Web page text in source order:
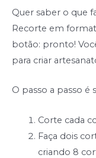
Quer saber o que
Recorte em
botão: pronto!
para criar
O passo a passo é
Corte cada
Faça dois
criando 8